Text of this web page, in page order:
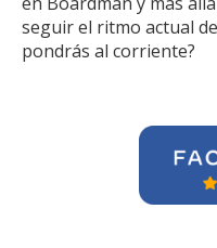
seguir el ritmo actual
pondrás al corriente?